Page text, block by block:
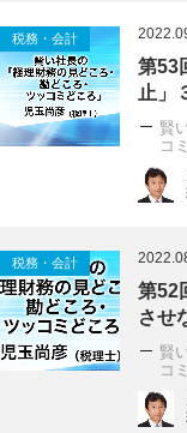
税務・会計
第53
止」
賢
コ
税務・会計
第52
させ
賢
コ